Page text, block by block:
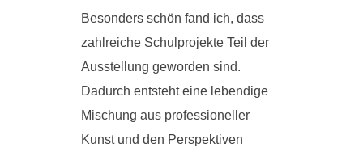
Besonders schön fand ich, dass
zahlreiche Schulprojekte Teil der
Ausstellung geworden sind.
Dadurch entsteht eine lebendige
Mischung aus professioneller
Kunst und den Perspektiven